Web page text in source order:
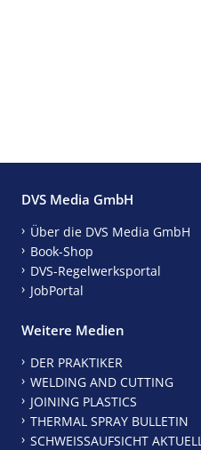
DVS Media GmbH
Über die DVS Media GmbH
Book-Shop
DVS-Regelwerksportal
JobPortal
Weitere Medien
DER PRAKTIKER
WELDING AND CUTTING
JOINING PLASTICS
THERMAL SPRAY BULLETIN
SCHWEISSAUFSICHT AKTUELL